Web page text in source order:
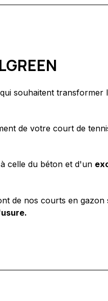
souhaitent
de votre court de
celle du béton et d'un
de nos courts en gazon
usure.